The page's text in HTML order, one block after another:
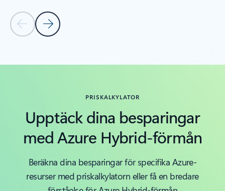
Föregående bild
Nästa bild
Tillbaka till karusellknappar
PRISKALKYLATOR
Upptäck dina besparingar
med Azure Hybrid-förmån
Beräkna dina besparingar för specifika Azure-
resurser med priskalkylatorn eller få en bredare